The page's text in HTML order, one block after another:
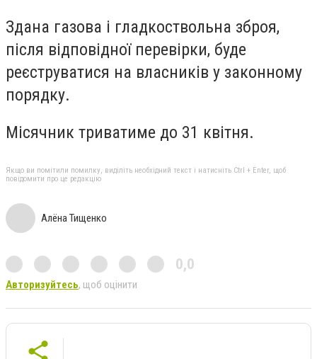
Здана газова і гладкоствольна зброя,
після відповідної перевірки, буде
реєструватися на власників у законному
порядку.
Місячник триватиме до 31 квітня.
Якщо ви помітили помилку, виділіть необхідний текст і натисніть Ctrl + Enter, щоб
повідомити про це редакцію
Алёна Тищенко
0,0
Авторизуйтесь, щоб оцінити